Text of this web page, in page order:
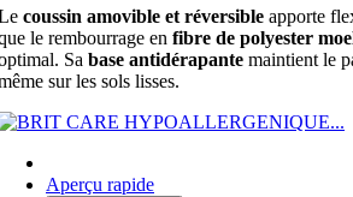
coussin amovible et réversible apporte
le rembourrage en fibre de polyester
Sa base antidérapante maintient le
sur les sols lisses.
Aperçu rapide